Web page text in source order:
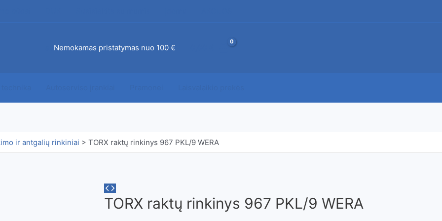
Nemokamas pristatymas nuo 100 €
ir antgalių rinkiniai > TORX raktų rinkinys 967 PKL/9 WERA
TORX raktų rinkinys 967 PKL/9 WERA